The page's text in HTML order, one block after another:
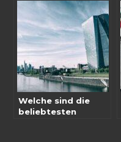
Welche sind die
beliebtesten